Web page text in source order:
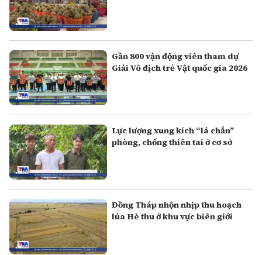
Gần 800 vận động viên tham dự
Giải Vô địch trẻ Vật quốc gia 2026
Lực lượng xung kích “lá chắn”
phòng, chống thiên tai ở cơ sở
Đồng Tháp nhộn nhịp thu hoạch
lúa Hè thu ở khu vực biên giới